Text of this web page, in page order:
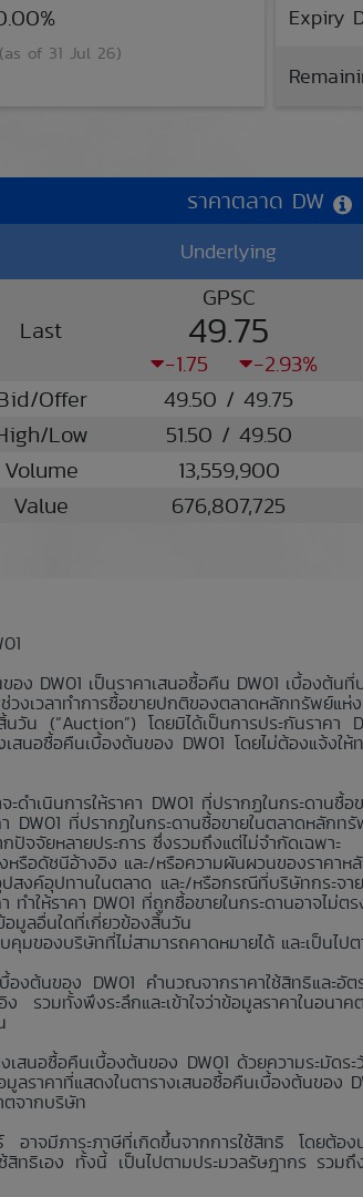
(as of 31 Jul 26)
Expiry
ราคาตลาด DW
Underlying
Last
GPSC
49.75
-1.75 -2.93%
Offer
49.50 / 49.75
Low
51.50 / 49.50
Volume
13,559,900
Value
676,807,725
อง DW01 เป็นราคาเสนอซื้อคืน DW01 เบื้อง
งเวลาทำการซื้อขายปกติของตลาดหลักทรัพย์แห่
วัน (“Auction”) โดยมิได้เป็นการประกันราค
สนอซื้อคืนเบื้องต้นของ DW01 โดยไม่ต้องแจ้ง
ะดำเนินการให้ราคา DW01 ที่ปรากฏในกระดาน
ที่ปรากฏในกระดานซื้อขายในตลาดหลักท
จจัยหลายประการ ซึ่งรวมถึงแต่ไม่จำกัดเฉพาะ
รือดัชนีอ้างอิง และ/หรือความผันผวนของราคาห
สงค์อุปทานในตลาด และ/หรือกรณีที่บริษัทกระจ
ทำให้ราคา DW01 ที่ถูกซื้อขายในกระดานอาจไม่
อมูลอื่นใดที่เกี่ยวข้องสิ้นวัน
ของบริษัทที่ไม่สามารถคาดหมายได้ และเป็นไป
บื้องต้นของ DW01 คำนวณจากราคาใช้สิทธิแล
วมทั้งพึงระลึกและเข้าใจว่าข้อมูลราคาในอนา
เสนอซื้อคืนเบื้องต้นของ DW01 ด้วยความระมัด
ลราคาที่แสดงในตารางเสนอซื้อคืนเบื้องต้นขอ
ตจากบริษัท
าจมีภาระภาษีที่เกิดขึ้นจากการใช้สิทธิ โดยต้อ
ช้สิทธิเอง ทั้งนี้ เป็นไปตามประมวลรัษฎากร ร